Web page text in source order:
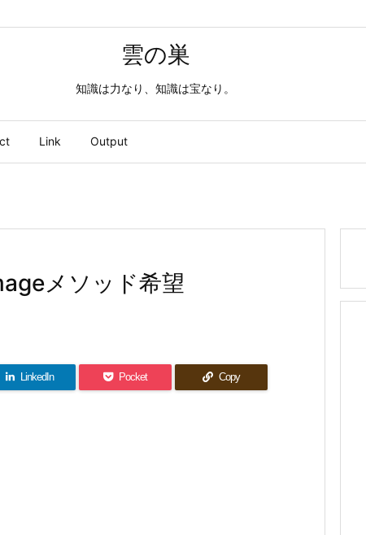
雲の巣
知識は力なり、知識は宝なり。
Link Output
メソッド希望
LinkedIn Pocket Copy